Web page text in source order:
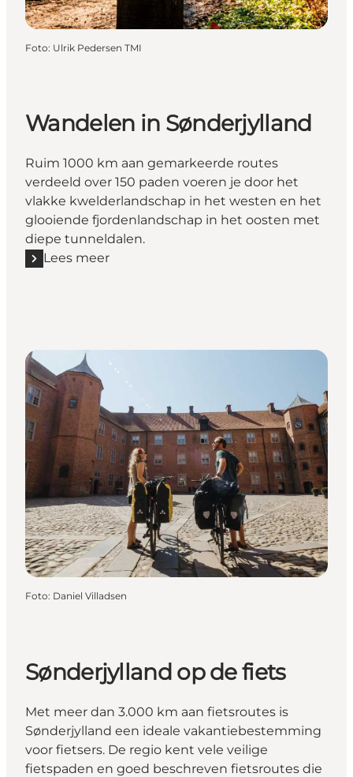
Foto: Ulrik Pedersen TMI
Wandelen in Sønderjylland
Ruim 1000 km aan gemarkeerde routes
verdeeld over 150 paden voeren je door het
vlakke kwelderlandschap in het westen en het
glooiende fjordenlandschap in het oosten met
diepe tunneldalen.
Lees meer
Lees meer "Wandelen in Sønderjylland"
Foto: Daniel Villadsen
Sønderjylland op de fiets
Met meer dan 3.000 km aan fietsroutes is
Sønderjylland een ideale vakantiebestemming
voor fietsers. De regio kent vele veilige
fietspaden en goed beschreven fietsroutes die